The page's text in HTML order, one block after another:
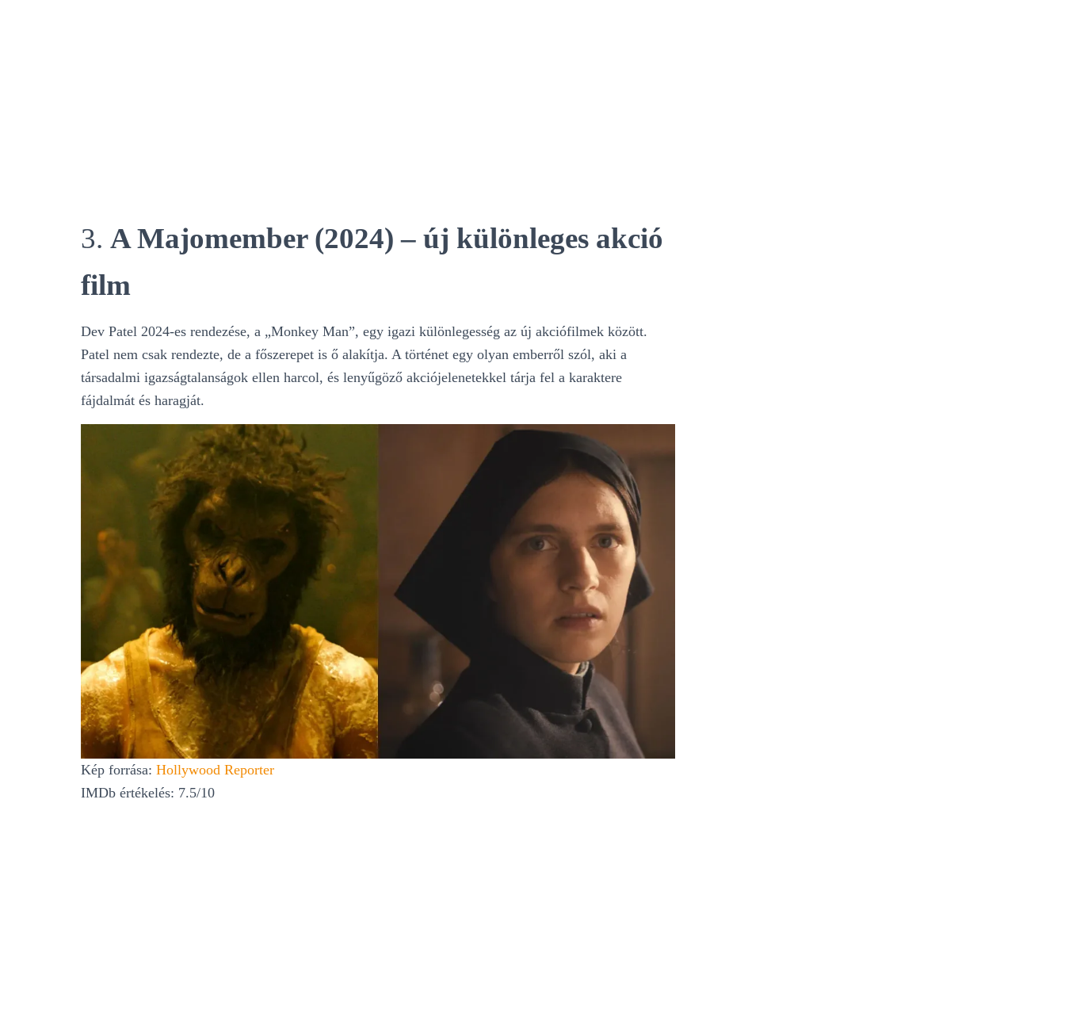
3. A Majomember (2024) – új különleges akció
film
Dev Patel 2024-es rendezése, a „Monkey Man”, egy igazi különlegesség az új akciófilmek között.
Patel nem csak rendezte, de a főszerepet is ő alakítja. A történet egy olyan emberről szól, aki a
társadalmi igazságtalanságok ellen harcol, és lenyűgöző akciójelenetekkel tárja fel a karaktere
fájdalmát és haragját.
Kép forrása: Hollywood Reporter
IMDb értékelés: 7.5/10